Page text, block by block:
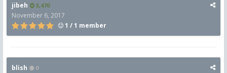
jibeh 5,470
November 6, 2017
1 / 1 member
blish 0